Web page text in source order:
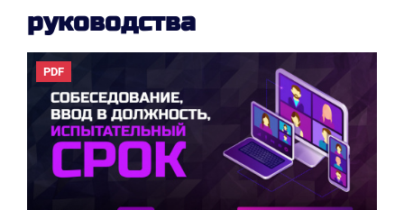
руководства
PDF